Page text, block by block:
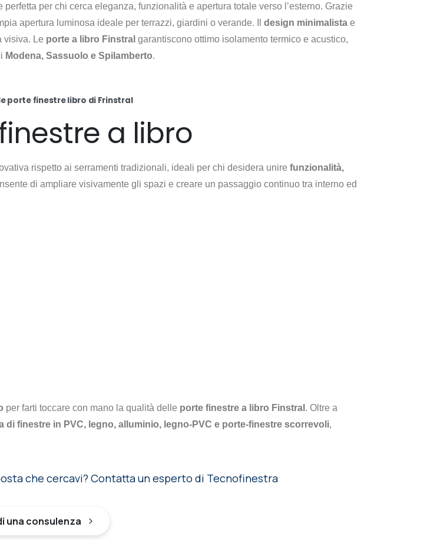
perfetta per chi cerca eleganza, funzionalità e apertura totale verso l’esterno. Grazie
apertura luminosa ideale per terrazzi, giardini o verande. Il design minimalista e
visiva. Le porte a libro Finstral garantiscono ottimo isolamento termico e acustico,
Modena, Sassuolo e Spilamberto.
porte finestre libro di Frinstral
a libro
rispetto ai serramenti tradizionali, ideali per chi desidera unire funzionalità,
di ampliare visivamente gli spazi e creare un passaggio continuo tra interno ed
per farti toccare con mano la qualità delle porte finestre a libro Finstral . Oltre a
di finestre in PVC, legno, alluminio, legno-PVC e porte-finestre scorrevoli,
che cercavi? Contatta un esperto di Tecnofinestra
una consulenza